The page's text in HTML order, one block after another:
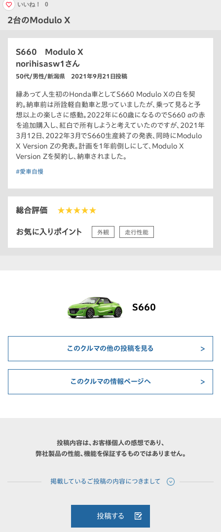
2台のModulo X
いいね！ 0
S660 Modulo X
norihisasw1さん
50代/男性/新潟県 2021年9月21日投稿
縁あって人生初のHonda車としてS660 Modulo Xの白を契
約。納車前は所詮軽自動車と思っていましたが、乗って見ると予
想以上の楽しさに感動。2022年に60歳になるのでS660 αの赤
を追加購入し、紅白で所有しようと考えていたのですが、2021年
3月12日、2022年3月でS660生産終了の発表、同時にModulo
X Version Zの発表。計画を1年前倒しにして、Modulo X
Version Zを契約し、納車されました。
#愛車自慢
総合評価 ★★★★★
お気に入りポイント 外観 走行性能
S660
このクルマの他の投稿を見る
このクルマの情報ページへ
投稿内容は、お客様個人の感想であり、
弊社製品の性能、機能を保証するものではありません。
投稿する